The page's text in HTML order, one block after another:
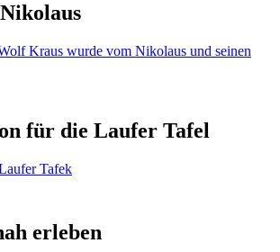
für die Laufer Tafel
erleben